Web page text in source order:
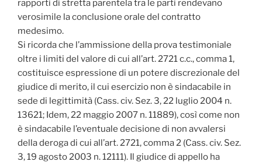
rapporti di stretta parentela tra le parti rendevano
verosimile la conclusione orale del contratto
medesimo.
Si ricorda che l’ammissione della prova testimoniale
oltre i limiti del valore di cui all’art. 2721 c.c., comma 1,
costituisce espressione di un potere discrezionale del
giudice di merito, il cui esercizio non è sindacabile in
sede di legittimità (Cass. civ. Sez. 3, 22 luglio 2004 n.
13621; Idem, 22 maggio 2007 n. 11889), così come non
è sindacabile l’eventuale decisione di non avvalersi
della deroga di cui all’art. 2721, comma 2 (Cass. civ. Sez.
3, 19 agosto 2003 n. 12111). Il giudice di appello ha